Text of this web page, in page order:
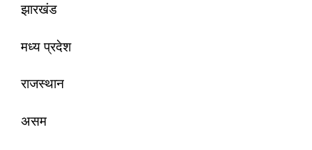
झारखंड
मध्य प्रदेश
राजस्थान
असम